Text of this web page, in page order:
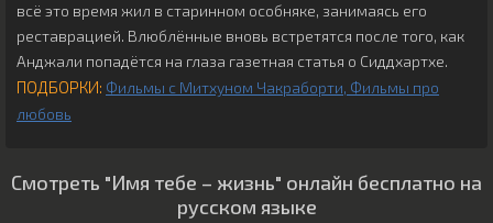
всё это время жил в старинном особняке, занимаясь его
реставрацией. Влюблённые вновь встретятся после того, как
Анджали попадётся на глаза газетная статья о Сиддхартхе.
ПОДБОРКИ: Фильмы с Митхуном Чакраборти Фильмы про
любовь
Смотреть "Имя тебе – жизнь" онлайн бесплатно на
русском языке